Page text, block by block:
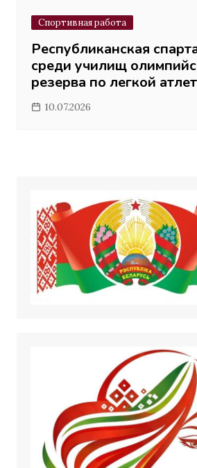
Спортивная работа
Республиканская
среди училищ
резерва по легкой
10.07.2026